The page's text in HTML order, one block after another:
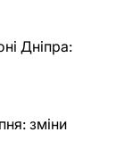
Дніпра:
зміни